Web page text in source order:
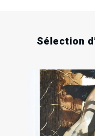
Sélection